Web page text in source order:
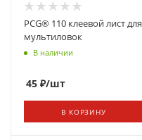
PCG® 110 клеевой лист для
мультиловок
В наличии
45 ₽/шт
В КОРЗИНУ